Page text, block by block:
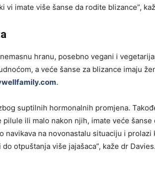
vi imate više šanse da rodite blizance”,
hranu, posebno vegani i
a veće šanse za blizance imaju
.
suptilnih hormonalnih promjena.
pilule ili malo nakon njih, imate veće
navikava na novonastalu situaciju i
otpuštanja više jajašaca”, kaže dr Davies.